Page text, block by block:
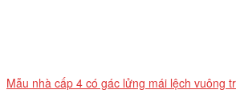
Mẫu nhà cấp 4 có gác lửng mái lệch vuông